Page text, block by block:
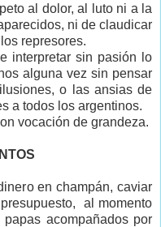
al dolor, al luto ni a la
ni de claudicar
represores.
interpretar sin pasión lo
alguna vez sin pensar
o las ansias de
a todos los argentinos.
vocación de grandeza.
en champán, caviar
al momento
acompañados por